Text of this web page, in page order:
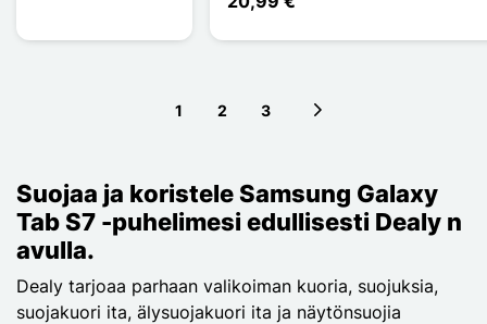
1 2 3
Suojaa ja koristele Samsung Galaxy
Tab S7 -puhelimesi edullisesti Dealy n
avulla.
Dealy tarjoaa parhaan valikoiman kuoria, suojuksia,
suojakuori ita, älysuojakuori ita ja näytönsuojia